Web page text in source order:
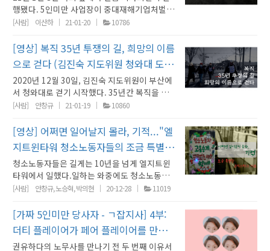
때문에 그분들이 하던 행정업무, 손이 많이 가고
반복되는 행정업무들을 저에게 넘겼을 때 저는
했습니다. 그리고 정규직 선배 아나운서들이 최
소 9년, 최대 12년 만에 정규직으로 전환이 됐습
니다. 물론 그분들은 '계약직-무기계약직-정규
직' 이 코스를 거치긴 했지만 제가 입사했던 초기
에, 2016년에는 저한테 "너도 고생하면우리 회
사가 생각을 해 줄 거야. 우리 회사가 그렇게 박
니다 제가 그때 그때 다 녹음한 게 아니어서 참
입증자료가 있는 게 아니어서 안타까울 따름인
데요. 그러니까 저도 당연하게 '아 이렇게 뭐 지
내다 보면 언젠가 정규직이 되겠구나'라고 생각
을 하고 받아들이고, 일련의 계약형태라든가 기
타 업무에 대해서 전혀 의문을 제기하지 않고 일
와 계약을 했다 프로그램별로 계약을 했다' 라고
하는데 제가 궁금한 건 '업무위임계약서'에 갑은
저희 회사로 되어 있습니다. 을이 저고요. 그래
서 저는 이 회사가 진행하는 프로그램들 이거에
를 사전에 예방할 수 있는 제도는 전무하고, 제가
신고 한 이후에도 제 노동 형태가 근로자였음을
입증하는 책임도 전적으로 저에게 있었습니다.
또한 그 과정에서 사업주가 저에게 합의서에 동
료 강사들에게 이야기하지 말라는 조건을 걸었
습니다. 노동자의 권리를 보장하고자 만든 법을
어겨도 그저 밀린 임금 지불하면 없던 일이 되고,
심지어 노동자에게 그런 합의조건까지 요구할
수 있으며 이걸 제재할 수 있는 방도가 전혀 없다
크지 않았고 당장 그 돈이 없어도 생계에 지장이
있지는 않았기 때문에 합의를 거부할 수 있었지
만, 이러한 부당한 합의조건도 수용할 수밖에 없
는 노동자가 더 많을 것이라고 생각합니다. ●
권리찾기 이후 달라진 점은 무엇인가요? 일을 시
작하면서 부당한 행위들을 참고 넘기는게 ‘사회
습니다. 그러나 제 권리를 주장하고 찾는 과정을
통해, 이 과정이 생각보다 어려운 일이 아니라는
걸 깨달았고 부정적인 감정들도 많이 해소되는
것을 느꼈습니다. 저한테는 소중한 경험이었고
체크해 왔습니다. 그리고 훈련이 끝난 뒤에는 반
드시 구단차량을 반납하고 퇴근하는 등 자유롭
게 퇴근할 수가 전혀 없었습니다. 사람을 고용해
속계약서를 작성하면서 14년 동안 단 한 번도 다
른 구단이나 단체에서 지도 업무를 한 적이 없습
니다. 그런데 이제 와서 자유롭게 일하는 프리랜
서라니 도무지 이해가 되지 않습니다. 제가 이제
14년 간 일하고 이틀 남겨 놓고 올해 계약 만료
통보를 하더라고요. 사실 통보를 받고 앞으로 어
떡하지? 퇴직금이라도 있었으면 조금 더 생활의
여유를 마음의 안정을 찾고 했을 건데 당장 이제
돈이 없으니까 일자리 찾기가 또 쉽지도 않고. 그
리고 14년 간 말 그대로 죽어라 뼈가 빠지게 일
을 하고 또 결과가, 좋은 성적과 함께 또 수많은
대한민국에서 프로선수를 배출했는데도 불구하
고 저한테 돌아오는 것은 이틀 남겨 놓고 계약 만
료로 '내년에 가기 힘들겠다' 그러면 여태까지
구단을 위해서 제 청춘을 바치고 14년 간이나 열
심히 한 것은 아무 그것도 없고 그러다 보니까 너
무 허탈하고 아쉬운 것보다는 오히려 화가 많이
아닌 것 같단 생각이 들고 너무 업무도 많고 이러
니까 검색도 좀 해보고 그렇게 해서 권리찾기를
알게 돼서 상담드려보고 '아 그냥 퇴사를 해야겠
이런 이런 일이 있다고 말씀 드려서 도움 많이 받
았죠 규모는 꽤 커요 아울렛이라고 해놓고 각 브
랜드마다 다 있는데 매장마다 상주하는 직원들
이 두세 명씩은 있고 전체 직원수만 해도 한 200
명은 넘을 것 같은데요. 제가 주방에 있으니까 식
수를 거의 다 알잖아요. 그렇게 규모가 작지는 않
까지만 해도 그걸 몰랐었죠. 한 사장님 안에 다
(같은) 직원인 줄 알았어요. 가짜로 사업자등록
해가지고 거기에서 또 (사업장)쪼개기를 해서 직
고용하는 분을 항상 5인 미만으로 해가지고. 고
용주는 어떻게든지 나가는 지출을 줄이려고 했
었던 거였어요. 해고도 5인 미만은 쉽잖아요. 기
존에는 이런 아줌마들이 주방에서 일하면 하루
에 무조건 일당 얼마 12시간 기본 그냥 항상 그
게 만연해 있어 가지고 그런 거를 좀 무지하게 몰
랐었던 건 사실이에요 근로계약서 쓰기 전에 4
는 투쟁으로 노동자의 하늘을 열었고, 엘지는 그
런 노조를 우습게 볼 수 없게 됐다.조합원들이 로
크게 인사한다. 엘지의 청소 용역업체인 지수아
이앤씨 본사 바로 목전에 이렇듯 당당하게 민주
노조가 섰다. “‘덩치가 적다고, 키가 작다고 나를
우습게 보지 마라. 난 덮지 않고 파헤치는 사람이
다. 구광모하고도 싸운 사람이다.’ 이렇게 말하
지.”맞는 말이다. 하청 노조가 원청을 상대로 협
구 하나 무섭지 않다는 유제순이다. 조합원에겐
작업 시간에 돌아다니지 말고 기본 업무에 충실
하자 독려하되 사측의 갑질은 용납하지 않겠다
고 한다. 고용 승계와 정년 연장은 물론 만근수당
으로 7만 5천 원을 따냈고, 무급으로 토요일마다
나와서 왁스 청소하던 것을 특수청소업체에 맡
시간으로 연말까지 1,000시간도 보장받았다.
조합원 전체 회의도 치르며 충분하게 사용하고
있다. 일하는 빌딩 근처에 번듯한 노조 사무실도
노동으로 실컷 부리던 노동자를, 코로나로 불황
이라며 맘대로 댕강댕강 잘랐다. 정부가 90%의
다. 노동자를 소모품으로 10여 년 썼으면 잘 썼
고 인력이 필요할 땐 다시 뽑으면 될 일이지, 왜
10%의 고용유지 자부담 비용을 쓰겠냐는 심보
가 읽힌다. 10%를 내는 것이 부담이라면 그 돈
우리가 내겠다는 노동자들의 의사마저 무시했
다. 해고의 핵심은 민주노조 탄압과 와해였다.
을 내는 민주노조, 전기불과 에어컨이 꺼진 깜깜
한 곳에서 땀범벅으로 유해 약품 청소를 하는 건
부당하다는 민주노조가 ‘눈엣가시’였던 것이고.
마침 코로나라는 안성맞춤인 해고의 핑계를 찾
았을 뿐이다. [사진 1] 아시아나케이오 해고자
생계비 마련을 위한 재정사업으로 판매한 쿨토
철회, 아시아나케이오 해고노동자 원직복직을
위한 대책위원회 (이하 아시아나케이오공대위)
회사가 희망퇴직과 무기한 휴직을 선택하지 않
점에 10명 정도가 나가고, 다시 3명이 줄어 24
명이 됐다. [사진 1] 12월 16일. 첫 로비농성 날
해결을 위한 노동시민사회단체 공동대책위원회
[사진 2] 12월 18일. 로비에서 연대자들과 경쾌
한 율동과 힘찬 노래를 ⓒ권유하다 우리는 ‘씨*
년들’이었다 유제순이 청소노동자가 됐던 시기
는 아이들이 중학교에 다니던 사춘기 시절이었
다. 갱년기 우울증이 오며 '나는 왜 태어났을까'
잡고 부탁했다."저 좀 어디 데리고 가주세요." 직
업소개소를 통해 가산 디지털 공단으로 가서 면
접을 봤다. 육체적인 일이 너무 행복했다. 하지
만 수시로 성추행이 일어났다. '궁둥이를 툭툭
두드리고', '어깨를 끌어안고', 걸레질 시범을 보
인다며 '뒤에서 안으며 가슴을 스치고'… 감독이
러했다. 따지고 덤비니까 "독버섯은 잘라 보내야
해." 스스로 나가게끔 힘든 일만 시켰다. 그냥 나
올 순 없었다. 남편과 상의해서 경찰서를 찾아갔
체 해석이기도 하다. 사진 1. 1990년 형제와 함
께. 왼쪽이 임순광. 안성기 씨 닮았대서 중학교
교수노조 경북대분회 사무국장을 맡던 시절. 수
업에 농성에 병간호까지 겹치기 출연을 하며 치
아 상태가 안 좋아져 과거보다 더 발음이 안 좋아
졌다는 주장도 펼치는데. 2004년 9월 경북대분
회의 천막농성 투쟁 때 얘기다. 구미 금오공대 수
업 후 대구 경북대로 돌아와서 농성장을 지켰다.
은 농성장에서, 절반은 병원에서 잤다. 치열한
시간 끝에 1월 말 파업 투쟁에 승리해서 단협 합
의서에 사인하던 날엔 어금니 2개가 빠지고 4개
엔 금이 갔다니 말 다 했다. 파업 종료 뒤엔 경북
대 분회장으로 출마했다. 대구경북 연구원으로
받던 300만 원 정도의 수입을 포기하고 월 20만
택지는 언제나 농성장이고 항상 노조이며 늘 투
쟁의 현장이었다. 내가 만난, 그를 아는 모두가
이구동성으로 하는 말이 있다. 제멋대로며 말이
행됐다. 5인미만 사업장이 중대재해기업처벌법
의 적용 대상에서 제외됐기 때문이다. 5인미만
죽음마저 차별하겠다는 것 이상의 의미가 있다.
5인미만 사업장이 제외된 이번 중대재해기업처
벌법이 일명 '가짜 5인미만 사업장 확산법'으로
작용할 것이기 때문이다. 이미 근로기준법의 5
인미만 사업장 차별 조항으로 인해 수많은 ‘가짜
5인미만 사업장’이 횡행하고 있다. 사용자의 책
이다. 현재도 불법·편법으로 위장한 ‘가짜 5인미
만 사업장’이 셀 수 없이 많다. 이러한 조건에서
중대재해기업처벌법의 적용 대상에서 5인미만
사업장을 제외하는 결정은 사용자에게 ‘가짜 5
인미만 사업장’을 더 많이 양산하라고 권고하는
법으로 역할 할 수밖에 없다. 이번 법안이 ‘가짜
명확하게 만들고 있기 때문이다. 이에 가짜 5인
미만 사업장 고발 당사자들이 목소리를 냈다. “5
인미만이면 처벌 안 받는 법이 통과되면 이런 가
[사람] 이산하 21-01-20 10786
[영상] 복직 35년 투쟁의 길, 희망의 이름
으로 걷다 (김진숙 지도위원 청와대 도보
행진)
2020년 12월 30일, 김진숙 지도위원이 부산에
서 청와대로 걷기 시작했다. 35년간 복직을 위해
싸웠지만 결국 한진중공업이 또 다시 복직을 거
에 섰습니다" (김진숙 지도위원 트위터) 암투병
중에 청와대로 뚜벅뚜벅 걸어가는 김진숙 지도
위원의 걸음에 '희망 뚜벅이'라는 이름을 붙였
다. 왜 그의 걸음은 '희망 뚜벅이'가 되었을까. 김
진숙 지도위원, 그리고 그 걸음에 함께하는 이들
의 이야기를 영상에 담았다. 희망을 걷는 김진숙
[사람] 안창규 21-01-19 10860
[영상] 어쩌면 일어날지 몰라, 기적..."엘
지트윈타워 청소노동자들의 조금 특별한
크리스마스 이브"
청소노동자들은 길게는 10년을 넘게 엘지트윈
타워에서 일했다.일하는 와중에도 청소노동자
들은 쉴 공간 하나가 없어 석면 가루가 떨어지는
쉬었다. 야간에 요기를 때우기 위해 싸온 음식을
먹으려하면 부시럭 소리난다며 먹지도 못하게
했다. 노동조합을 결성하기 전에는 격주 토요일
마다 무보수로 일했다. 그렇게 10년을 넘게 일해
[사람] 안창규, 노승혁, 박의현 20-12-28 11019
[가짜 5인미만 당사자 - ㄱ잡지사] 4부:
더티 플레이어가 페어 플레이어를 만났을
때
권유하다의 노무사를 만나기 전 두 번째 이유서